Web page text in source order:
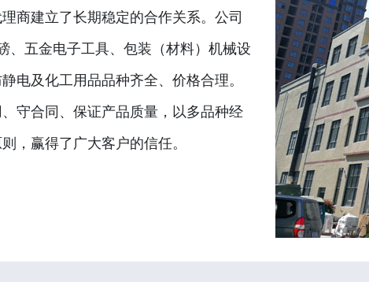
商建立了长期稳定的合作关系。公司
、五金电子工具、包装（材料）机械设
电及化工用品品种齐全、价格合理。
守合同、保证产品质量，以多品种经
，赢得了广大客户的信任。